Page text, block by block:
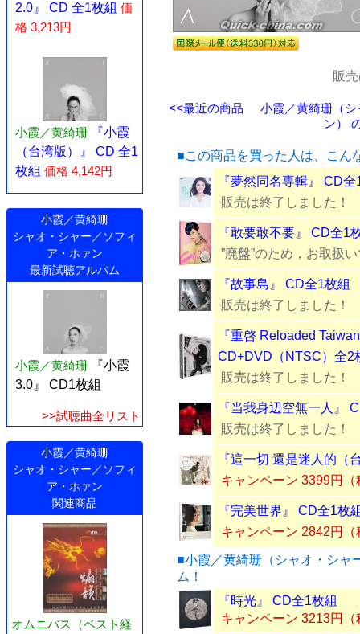
2.0』 CD 全1枚組 価
格 3,213円
小霞／黄綺珊
『小霞
（台湾版）』 CD 全1
枚組 価格 4,142円
小霞／黄綺珊
シャオ・シャー／ソフィ
ア・ホァン
最新試聴アルバム
小霞／黄綺珊
『小霞
3.0』 CD1枚組
>>試聴曲全リスト
小霞／黄綺珊
シャオ・シャー／ソフィ
ア・ホァン
関連商品
オムニバス（ベスト経
販
<<最近の商品
小霞／黄綺珊（
ン）
■この商品を買った人は、こん
『夢然同名専輯』 CD
販売は終了しました！
『敢要敢不要』 CD全1
”廃盤”のため，お取扱
『故事島』 CD全1枚組
販売は終了しました！
『重啓 Reloaded
CD+DVD（NTSC）全2
販売は終了しました！
『当我身辺空無一人』
販売は終了しました！
『這一切 還是迷人的（
キャンペーン 3399円（
『完美世界』 CD全1枚
キャンペーン 2842円（
■小霞／黄綺珊（シャオ・シャ
ム！
『時光』 CD全1枚組
キャンペーン 3213円（